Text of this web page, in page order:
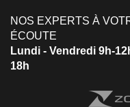
NOS EXPERTS À
ÉCOUTE
Lundi - Vendredi 9h-
18h